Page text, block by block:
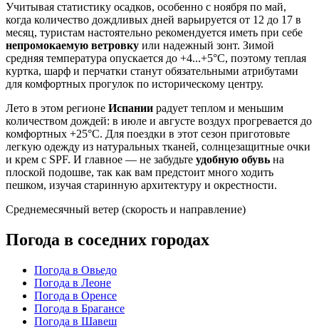
Учитывая статистику осадков, особенно с ноября по май,
когда количество дождливых дней варьируется от 12 до 17 в
месяц, туристам настоятельно рекомендуется иметь при себе
непромокаемую ветровку или надежный зонт. Зимой
средняя температура опускается до +4...+5°C, поэтому теплая
куртка, шарф и перчатки станут обязательными атрибутами
для комфортных прогулок по историческому центру.
Лето в этом регионе Испании радует теплом и меньшим
количеством дождей: в июле и августе воздух прогревается до
комфортных +25°C. Для поездки в этот сезон приготовьте
легкую одежду из натуральных тканей, солнцезащитные очки
и крем с SPF. И главное — не забудьте удобную обувь на
плоской подошве, так как вам предстоит много ходить
пешком, изучая старинную архитектуру и окрестности.
Среднемесячный ветер (скорость и направление)
Погода в соседних городах
Погода в Овьедо
Погода в Леоне
Погода в Оренсе
Погода в Брагансе
Погода в Шавеш